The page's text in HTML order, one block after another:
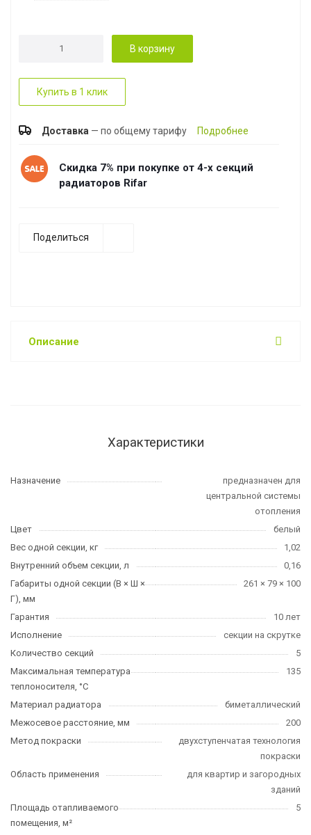
В корзину
Купить в 1 клик
Доставка — по общему тарифу Подробнее
Скидка 7% при покупке от 4-х секций
радиаторов Rifar
Поделиться
Описание
Характеристики
Назначение
предназначен для
центральной системы
отопления
Цвет
белый
Вес одной секции, кг
1,02
Внутренний объем секции, л
0,16
Габариты одной секции (В × Ш ×
Г), мм
261 × 79 × 100
Гарантия
10 лет
Исполнение
секции на скрутке
Количество секций
5
Максимальная температура
теплоносителя, °C
135
Материал радиатора
биметаллический
Межосевое расстояние, мм
200
Метод покраски
двухступенчатая технология
покраски
Область применения
для квартир и загородных
зданий
Площадь отапливаемого
помещения, м²
5